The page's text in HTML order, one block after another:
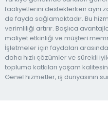
faaliyetlerini desteklerken aynı
de fayda sağlamaktadır. Bu
verimliliği artırır. Başlıca
maliyet etkinliği ve müşteri
İşletmeler için faydaları
daha hızlı çözümler ve sürekli
topluma katkıları yaşam
Genel hizmetler, iş dünyasının